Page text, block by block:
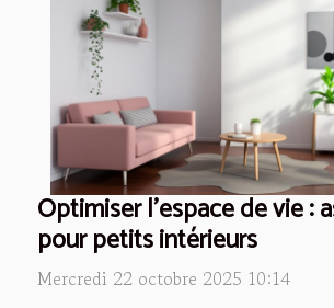
Optimiser l'espace de vie :
pour petits intérieurs
Mercredi 22 octobre 2025 10:14